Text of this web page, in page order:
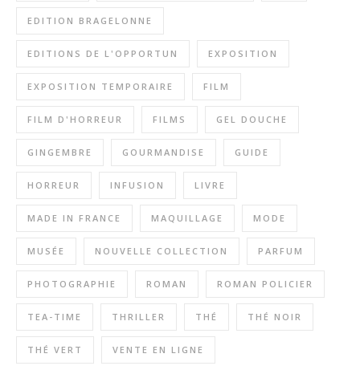
EDITION BRAGELONNE
EDITIONS DE L'OPPORTUN EXPOSITION
EXPOSITION TEMPORAIRE FILM
FILM D'HORREUR FILMS GEL DOUCHE
GINGEMBRE GOURMANDISE GUIDE
HORREUR INFUSION LIVRE
MADE IN FRANCE MAQUILLAGE MODE
MUSÉE NOUVELLE COLLECTION PARFUM
PHOTOGRAPHIE ROMAN ROMAN POLICIER
TEA-TIME THRILLER THÉ THÉ NOIR
THÉ VERT VENTE EN LIGNE